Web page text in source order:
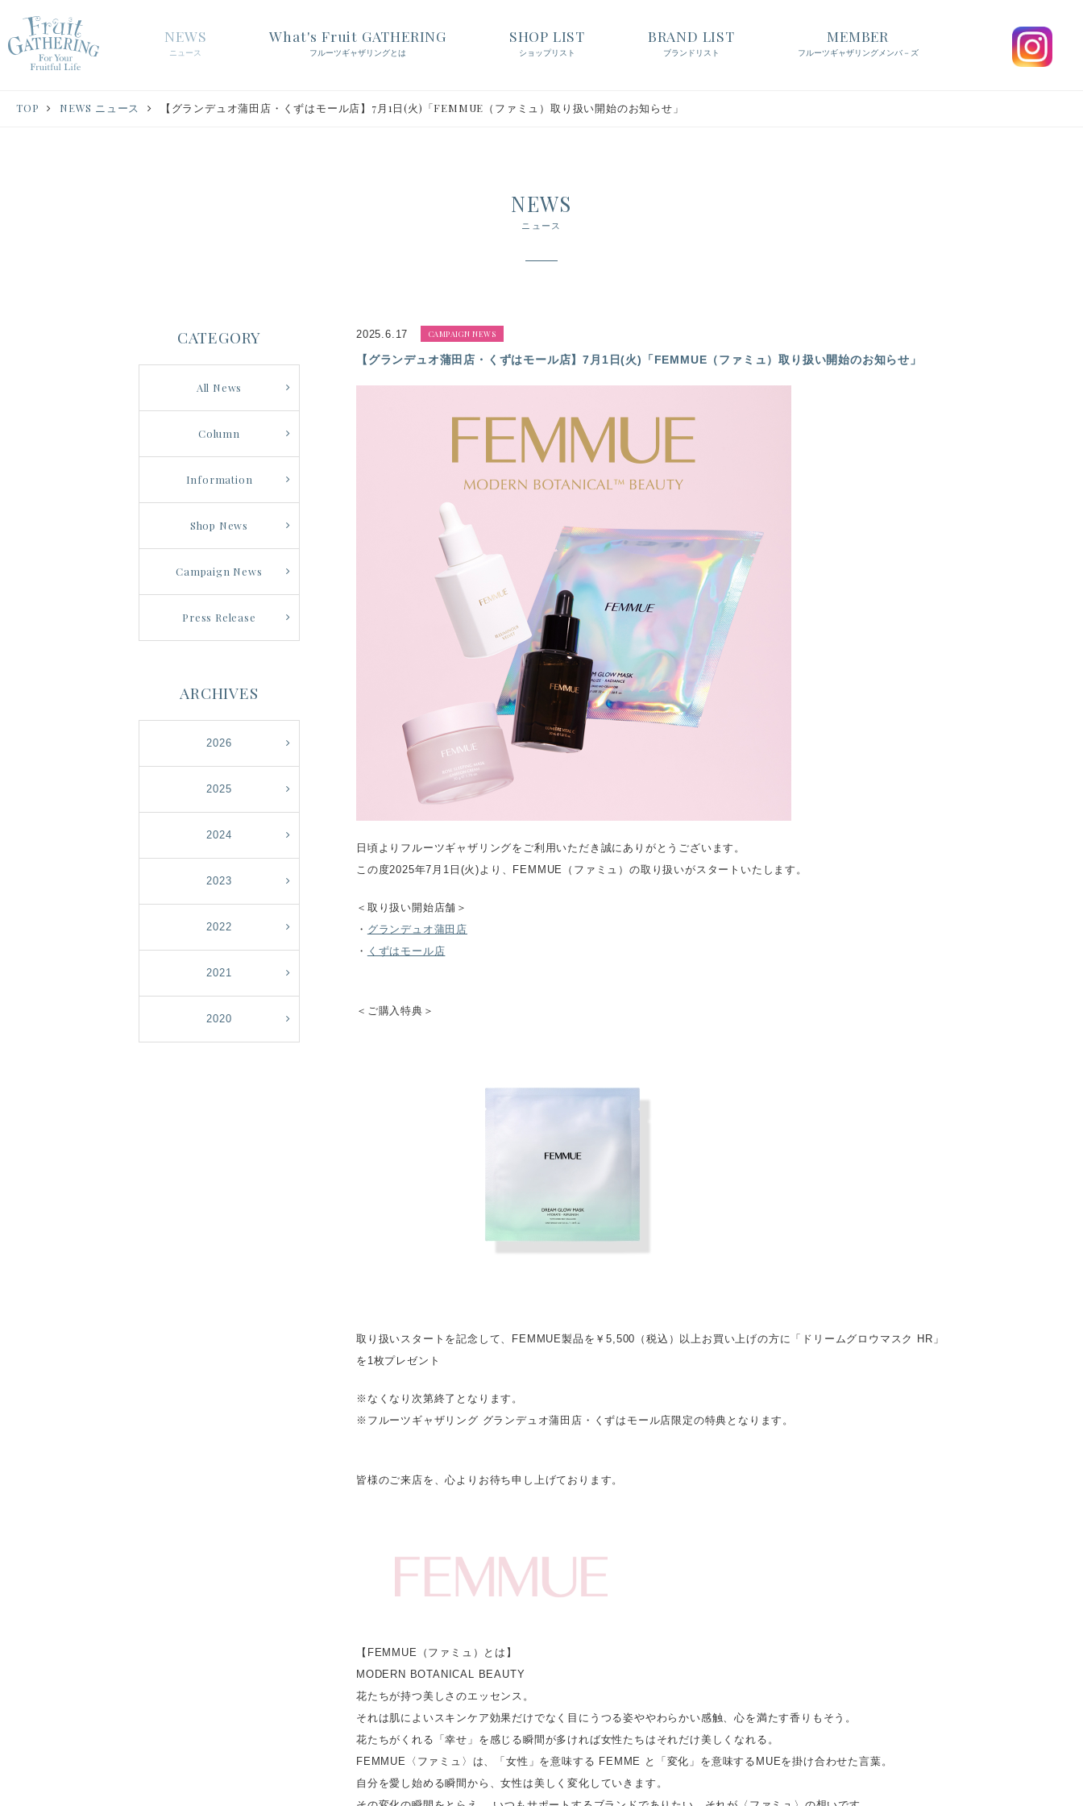
NEWS
ニュース
What's Fruit GATHERING
フルーツギャザリングとは
SHOP LIST
ショップリスト
BRAND LIST
ブランドリスト
MEMBER
フルーツギャザリングメンバ－ズ
TOP NEWS ニュース 【グランデュオ蒲田店・くずはモール店】7月1日(火)「FEMMUE（ファミュ）取り扱い開始のお知らせ」
NEWS
ニュース
2025.6.17 CAMPAIGN NEWS
【グランデュオ蒲田店・くずはモール店】7月1日(火)「FEMMUE（ファミュ）取り扱い開始のお知らせ」
日頃よりフルーツギャザリングをご利用いただき誠にありがとうございます。
この度2025年7月1日(火)より、FEMMUE（ファミュ）の取り扱いがスタートいたします。
＜取り扱い開始店舗＞
・ グランデュオ蒲田店
・ くずはモール店
＜ご購入特典＞
取り扱いスタートを記念して、FEMMUE製品を￥5,500（税込）以上お買い上げの方に「ドリームグロウマスク HR」
を1枚プレゼント
※なくなり次第終了となります。
※フルーツギャザリング グランデュオ蒲田店・くずはモール店限定の特典となります。
皆様のご来店を、心よりお待ち申し上げております。
【FEMMUE（ファミュ）とは】
MODERN BOTANICAL BEAUTY
花たちが持つ美しさのエッセンス。
それは肌によいスキンケア効果だけでなく目にうつる姿ややわらかい感触、心を満たす香りもそう。
花たちがくれる「幸せ」を感じる瞬間が多ければ女性たちはそれだけ美しくなれる。
FEMMUE〈ファミュ〉は、「女性」を意味する FEMME と「変化」を意味するMUEを掛け合わせた言葉。
自分を愛し始める瞬間から、女性は美しく変化していきます。
CATEGORY
All News
Column
Information
Shop News
Campaign News
Press Release
ARCHIVES
2026
2025
2024
2023
2022
2021
2020